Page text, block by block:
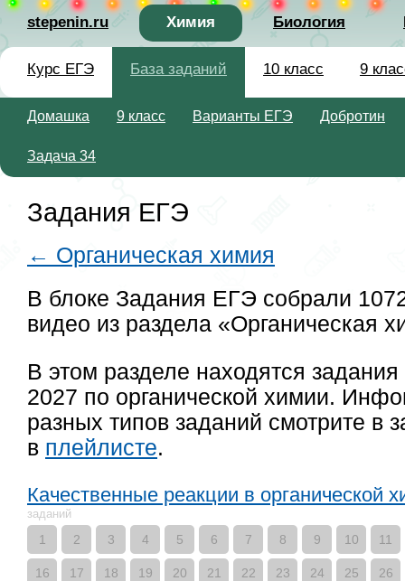
stepenin.ru Химия Биология
Курс ЕГЭ База заданий 10 класс 9
Домашка 9 класс Варианты ЕГЭ Добротин
Задача 34
Задания ЕГЭ
← Органическая химия
В блоке Задания ЕГЭ собрали
видео из раздела «Органическая
В этом разделе находятся
2027 по органической химии.
разных типов заданий смотрите в
в плейлисте.
Качественные реакции в органической
заданий
1 2 3 4 5 6 7 8 9 10 11
16 17 18 19 20 21 22 23 24 25 26